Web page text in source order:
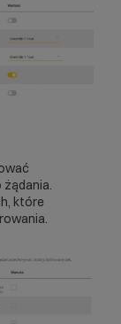
które